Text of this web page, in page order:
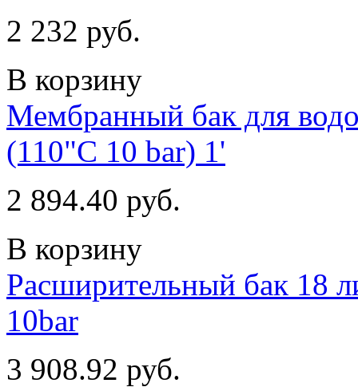
2 232 руб.
В корзину
Мембранный бак для
(110"С 10 bar) 1'
2 894.40 руб.
В корзину
Расширительный бак 18
10bar
3 908.92 руб.